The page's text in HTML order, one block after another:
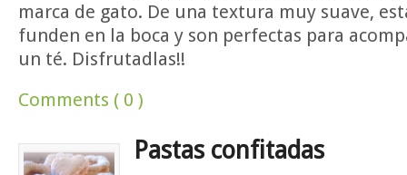
marca de gato. De una textura muy suave,
funden en la boca y son perfectas para
un té. Disfrutadlas!!
Comments ( 0 )
Pastas confitadas